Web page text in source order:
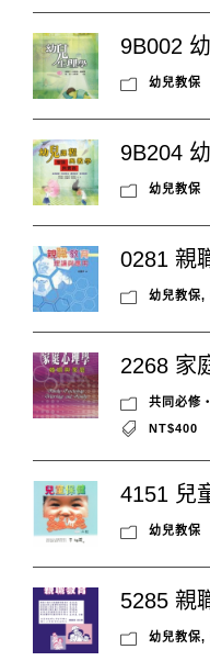
9B002
幼兒教保
9B204
幼兒教保
0281 親
幼兒教保,
2268 家
共同必修
NT$400
4151 兒
幼兒教保
5285 親
幼兒教保,